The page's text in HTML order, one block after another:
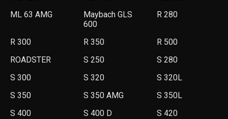
ML 63 AMG
Maybach GLS
600
R 280
R 300 R 350
R 500
ROADSTER
S 250
S 280
S 300
S 320
S 320L
S 350
S 350 AMG
S 350L
S 400
S 400 D
S 420